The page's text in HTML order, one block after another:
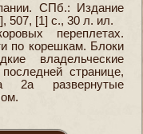
СПб.: Издание
507, [1] с., 30 л. ил.
переплетах.
по корешкам. Блоки
владельческие
странице,
2а развернутые